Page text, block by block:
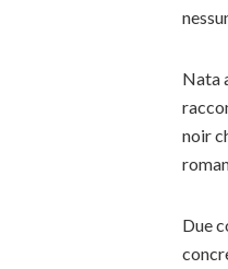
Nata
noir
Due